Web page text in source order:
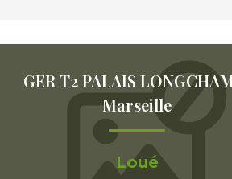
GER T2 PALAIS
Marseille
Loué